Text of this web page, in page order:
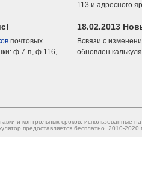
113 и адресного
почтовых
ф.7-п, ф.116,
18.02.2013
Всвязи с
обновлен
и контрольных сроков, использованные
предоставляется бесплатно. 2010-2020